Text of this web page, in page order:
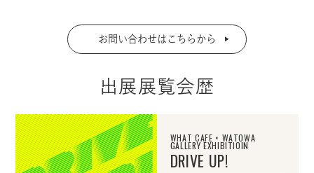
お問い合わせはこちらから
出展展覧会歴
WHAT CAFE × WATOWA
GALLERY EXHIBITIOIN
DRIVE UP!